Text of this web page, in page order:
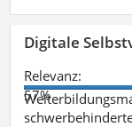
Digitale
Relevanz:
57%